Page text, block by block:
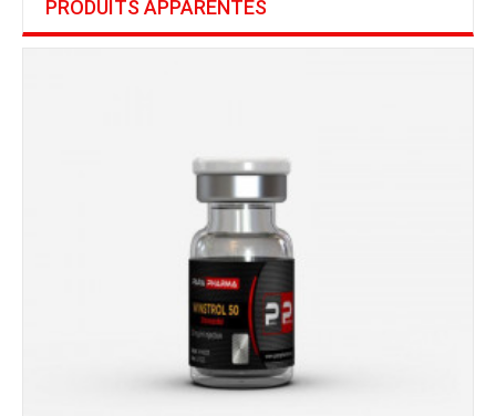
PRODUITS APPARENTÉS